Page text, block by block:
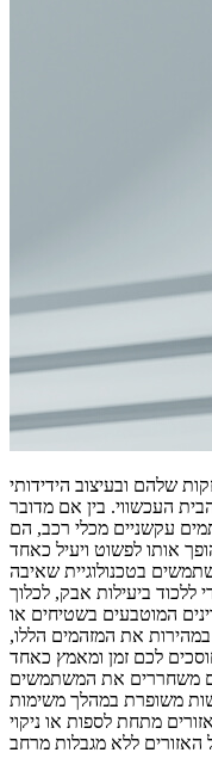
שלהם ובעיצוב הידידותי
העכשווי. בין אם מדובר
עקשניים מכלי רכב, הם
בטכנולוגיית שאיבה
ביעילות אבק, לכלוך
המוטבעים בשטיחים או
את המזהמים הללו,
משחררים את המשתמשים
משופרת במהלך משימות
מתחת לספות או ניקוי